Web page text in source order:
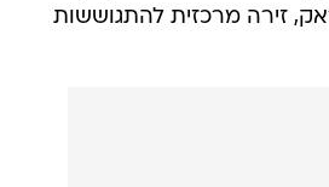
זירה מרכזית להתגוששות